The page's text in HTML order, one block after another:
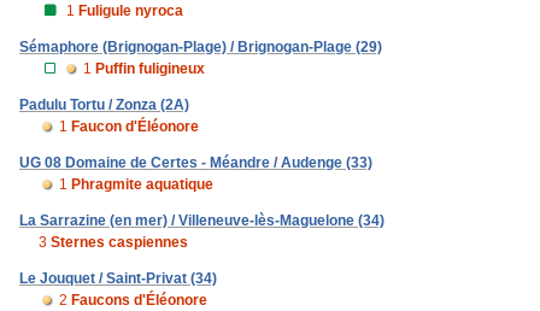
1 Fuligule nyroca
Sémaphore (Brignogan-Plage) / Brignogan-Plage (29)
1 Puffin fuligineux
Padulu Tortu / Zonza (2A)
1 Faucon d'Éléonore
UG 08 Domaine de Certes - Méandre / Audenge (33)
1 Phragmite aquatique
La Sarrazine (en mer) / Villeneuve-lès-Maguelone (34)
3 Sternes caspiennes
Le Jouquet / Saint-Privat (34)
2 Faucons d'Éléonore